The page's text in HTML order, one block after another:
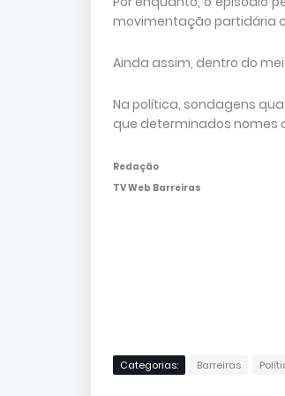
movimentação partidária
Ainda assim, dentro do
Na política, sondagens
que determinados nomes
Redação
TV Web Barreiras
Categorias: Barreiras